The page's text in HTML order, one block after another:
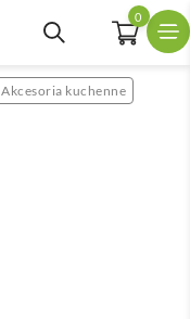
0
Akcesoria kuchenne